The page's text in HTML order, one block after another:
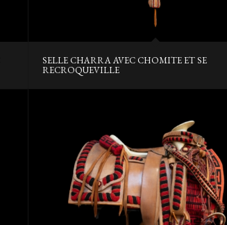
SELLE CHARRA AVEC CHOMITE ET SE
RECROQUEVILLE